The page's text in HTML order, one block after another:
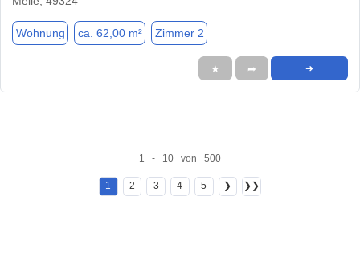
Wohnung ca. 62,00 m² Zimmer 2
★ ➦ ➜
1 - 10 von 500
1 2 3 4 5 ❯ ❯❯